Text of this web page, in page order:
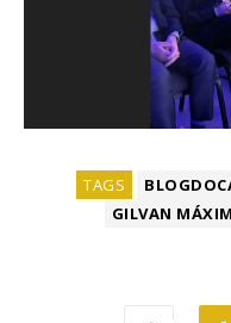
TAGS
GILVAN